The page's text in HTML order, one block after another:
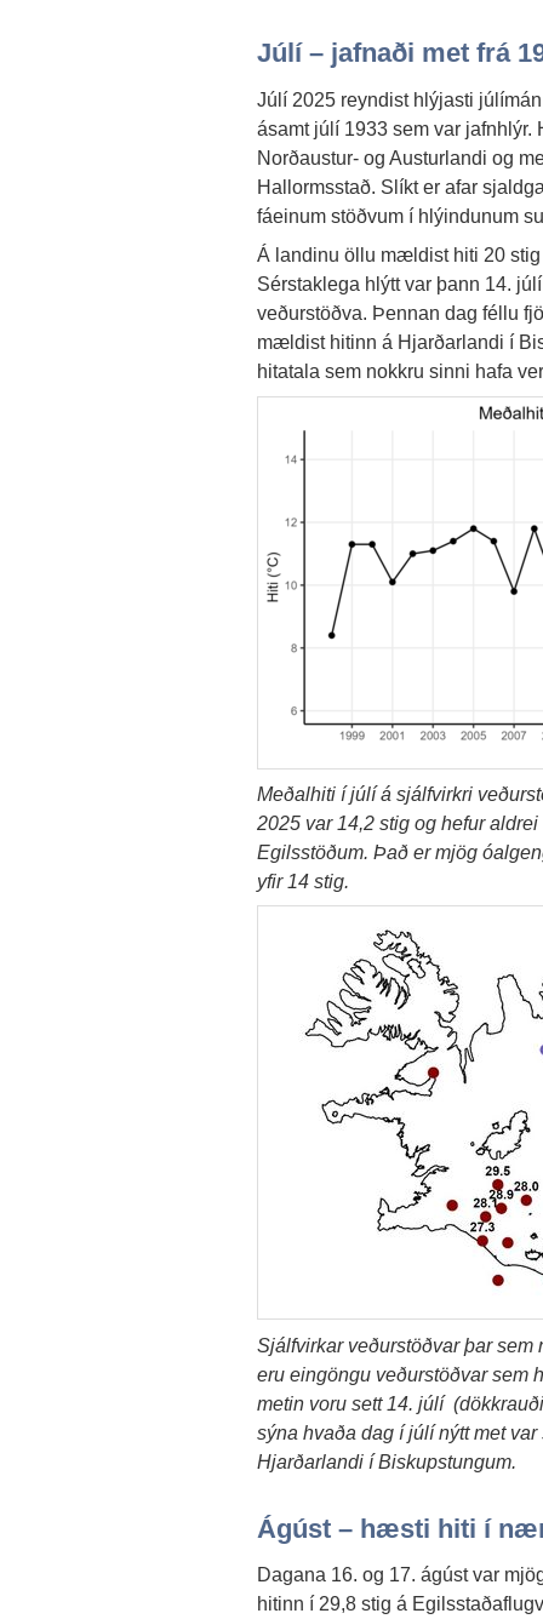
Júlí – jafnaði met frá
Júlí 2025 reyndist hlýjasti
ásamt júlí 1933 sem var
Norðaustur- og Austurlandi og
Hallormsstað. Slíkt er afar
fáeinum stöðvum í hlýindunum
Á landinu öllu mældist hiti 20
Sérstaklega hlýtt var þann 14.
veðurstöðva. Þennan dag féllu
mældist hitinn á Hjarðarlandi í
hitatala sem nokkru sinni hafa
Meðalhiti í júlí á sjálfvirkri
2025 var 14,2 stig og hefur
Egilsstöðum. Það er mjög
yfir 14 stig.
Sjálfvirkar veðurstöðvar þar
eru eingöngu veðurstöðvar sem
metin voru sett 14. júlí
sýna hvaða dag í júlí nýtt met
Hjarðarlandi í Biskupstungum.
Ágúst – hæsti hiti í
Dagana 16. og 17. ágúst var
hitinn í 29,8 stig á